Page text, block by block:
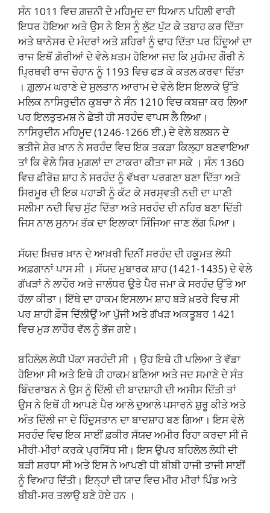
ਸੰਨ 1011 ਵਿਚ ਗ਼ਜ਼ਨੀ ਦੇ ਮਹਿਮੂਦ ਦਾ ਧਿਆਨ ਪਹਿਲੀ ਵਾਰੀ
ਇਧਰ ਹੋਇਆ ਅਤੇ ਉਸ ਨੇ ਇਸ ਨੂੰ ਲੁੱਟ ਪੁੱਟ ਕੇ ਤਬਾਹ ਕਰ ਦਿੱਤਾ
ਅਤੇ ਥਾਨੇਸਰ ਦੇ ਮੰਦਰਾਂ ਅਤੇ ਸ਼ਹਿਰਾਂ ਨੂੰ ਢਾਹ ਦਿੱਤਾ ਪਰ ਹਿੰਦੂਆਂ ਦਾ
ਰਾਜ ਇਥੋਂ ਗ਼ੋਰੀਆਂ ਦੇ ਵੇਲੇ ਖ਼ਤਮ ਹੋਇਆ ਜਦ ਕਿ ਮੁਹੰਮਦ ਗੌਰੀ ਨੇ
ਪ੍ਰਿਥਵੀ ਰਾਜ ਚੌਹਾਨ ਨੂੰ 1193 ਵਿਚ ਫੜ ਕੇ ਕਤਲ ਕਰਵਾ ਦਿੱਤਾ
। ਗ਼ੁਲਾਮ ਘਰਾਣੇ ਦੇ ਸੁਲਤਾਨ ਆਰਾਮ ਦੇ ਵੇਲੇ ਇਸ ਇਲਾਕੇ ਉੱਤੇ
ਮਲਿਕ ਨਾਸਿਰੁਦੀਨ ਕੁਬਚਾ ਨੇ ਸੰਨ 1210 ਵਿਚ ਕਬਜ਼ਾ ਕਰ ਲਿਆ
ਪਰ ਇਲਤੁਤਮਸ਼ ਨੇ ਛੇਤੀ ਹੀ ਸਰਹੰਦ ਵਾਪਸ ਲੈ ਲਿਆ।
ਨਾਸਿਰੁਦੀਨ ਮਹਿਮੂਦ (1246-1266 ਈ.) ਦੇ ਵੇਲੇ ਬਲਬਨ ਦੇ
ਭਤੀਜੇ ਸ਼ੇਰ ਖ਼ਾਨ ਨੇ ਸਰਹੰਦ ਵਿਚ ਇਕ ਤਕੜਾ ਕਿਲ੍ਹਾ ਬਣਵਾਇਆ
ਤਾਂ ਕਿ ਵੇਲੇ ਸਿਰ ਮੁਗ਼ਲਾਂ ਦਾ ਟਾਕਰਾ ਕੀਤਾ ਜਾ ਸਕੇ । ਸੰਨ 1360
ਵਿਚ ਫ਼ੀਰੋਜ਼ ਸ਼ਾਹ ਨੇ ਸਰਹੰਦ ਨੂੰ ਵੱਖਰਾ ਪਰਗਣਾ ਬਣਾ ਦਿੱਤਾ ਅਤੇ
ਸਿਰਮੂਰ ਦੀ ਇਕ ਪਹਾੜੀ ਨੂੰ ਕੱਟ ਕੇ ਸਰਸ੍ਵਤੀ ਨਦੀ ਦਾ ਪਾਣੀ
ਸਲੀਮਾ ਨਦੀ ਵਿਚ ਸੁੱਟ ਦਿੱਤਾ ਅਤੇ ਸਰਹੰਦ ਦੀ ਨਹਿਰ ਬਣਾ ਦਿੱਤੀ
ਜਿਸ ਨਾਲ ਸੁਨਾਮ ਤੱਕ ਦਾ ਇਲਾਕਾ ਸਿੰਜਿਆ ਜਾਣ ਲੱਗ ਪਿਆ।
ਸੱਯਦ ਖ਼ਿਜ਼ਰ ਖ਼ਾਨ ਦੇ ਆਖ਼ਰੀ ਦਿਨੀਂ ਸਰਹੰਦ ਦੀ ਹਕੂਮਤ ਲੋਧੀ
ਅਫ਼ਗਾਨਾਂ ਪਾਸ ਸੀ । ਸੱਯਦ ਮੁਬਾਰਕ ਸ਼ਾਹ (1421-1435) ਦੇ ਵੇਲੇ
ਗੱਖੜਾਂ ਨੇ ਲਾਹੌਰ ਅਤੇ ਜਾਲੰਧਰ ਉਤੇ ਪੈਰ ਜਮਾ ਕੇ ਸਰਹੰਦ ਉੱਤੇ ਆ
ਹੱਲਾ ਕੀਤਾ। ਇੱਥੇ ਦਾ ਹਾਕਮ ਇਸਲਾਮ ਸ਼ਾਹ ਬੜੇ ਖ਼ਤਰੇ ਵਿਚ ਸੀ
ਪਰ ਸ਼ਾਹੀ ਫ਼ੌਜ ਦਿੱਲੀਉਂ ਆ ਪੁੱਜੀ ਅਤੇ ਗੱਖੜ ਅਕਤੂਬਰ 1421
ਵਿਚ ਮੁੜ ਲਾਹੌਰ ਵੱਲ ਨੂੰ ਭੱਜ ਗਏ।
ਬਹਿਲੋਲ ਲੋਧੀ ਪੱਕਾ ਸਰਹੰਦੀ ਸੀ । ਉਹ ਇਥੇ ਹੀ ਪਲਿਆ ਤੇ ਵੱਡਾ
ਹੋਇਆ ਸੀ ਅਤੇ ਇਥੇ ਹੀ ਹਾਕਮ ਬਣਿਆ ਅਤੇ ਜਦ ਸਮਾਣੇ ਦੇ ਸੰਤ
ਬਿੰਦਰਾਬਨ ਨੇ ਉਸ ਨੂੰ ਦਿੱਲੀ ਦੀ ਬਾਦਸ਼ਾਹੀ ਦੀ ਅਸੀਸ ਦਿੱਤੀ ਤਾਂ
ਉਸ ਨੇ ਇਥੋਂ ਹੀ ਆਪਣੇ ਪੈਰ ਆਲੇ ਦੁਆਲੇ ਪਸਾਰਨੇ ਸ਼ੁਰੂ ਕੀਤੇ ਅਤੇ
ਅੰਤ ਦਿੱਲੀ ਜਾ ਦੇ ਹਿੰਦੁਸਤਾਨ ਦਾ ਬਾਦਸ਼ਾਹ ਬਣ ਗਿਆ। ਇਸ ਵੇਲੇ
ਸਰਹੰਦ ਵਿਚ ਇਕ ਸਾਈਂ ਫ਼ਕੀਰ ਸੱਯਦ ਅਮੀਰ ਰਿਹਾ ਕਰਦਾ ਸੀ ਜੋ
ਮੀਰੀ-ਮੀਰਾਂ ਕਰਕੇ ਪ੍ਰਸਿੱਧ ਸੀ। ਇਸ ਉਪਰ ਬਹਿਲੋਲ ਲੋਧੀ ਦੀ
ਬੜੀ ਸ਼ਰਧਾ ਸੀ ਅਤੇ ਇਸ ਨੇ ਆਪਣੀ ਧੀ ਬੀਬੀ ਹਾਜੀ ਤਾਜੀ ਸਾਈਂ
ਨੂੰ ਵਿਆਹ ਦਿੱਤੀ। ਇਨ੍ਹਾਂ ਦੀ ਯਾਦ ਵਿਚ ਮੀਰ ਮੀਰਾਂ ਪਿੰਡ ਅਤੇ
ਬੀਬੀ-ਸਰ ਤਲਾਉ ਬਣੇ ਹੋਏ ਹਨ ।